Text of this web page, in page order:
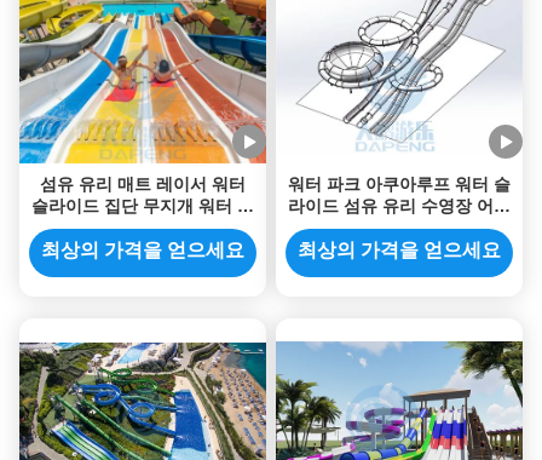
섬유 유리 매트 레이서 워터
슬라이드 집단 무지개 워터 슬
라이드 6m 높이
최상의 가격을 얻으세요
워터 파크 아쿠아루프 워터 슬
라이드 섬유 유리 수영장 어른
들 워터 슬라이드
최상의 가격을 얻으세요